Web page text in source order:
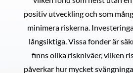
positiv utveckling och som
minimera riskerna.
långsiktiga. Vissa fonder är
finns olika risknivåer, vilken
påverkar hur mycket